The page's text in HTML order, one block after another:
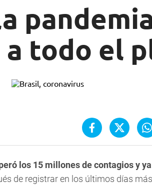
a todo el
los 15 millones de contagios y
de registrar en los últimos días